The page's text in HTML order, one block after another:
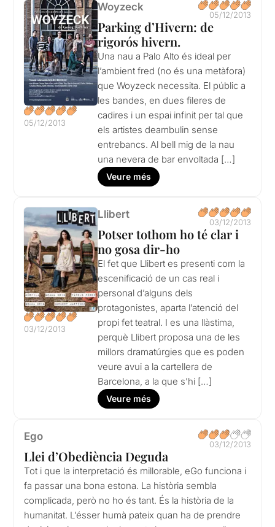
05/12/2013
Woyzeck
05/12/2013
Parking d’Hivern: de
rigorós hivern.
Una nau a Palo Alto és ideal per
l’ambient fred (no és una metàfora)
que Woyzeck necessita. El públic a
les bandes, en dues fileres de
cadires i un espai infinit per tal que
els artistes deambulin sense
entrebancs. Al bell mig de la nau
una nevera de bar envoltada […]
Veure més
03/12/2013
Llibert
03/12/2013
Potser tothom ho té clar i
no gosa dir-ho
El fet que Llibert es presenti com la
escenificació de un cas real i
personal d’alguns dels
protagonistes, aparta l’atenció del
propi fet teatral. I es una llàstima,
perquè Llibert proposa una de les
millors dramatúrgies que es poden
veure avui a la cartellera de
Barcelona, a la que s’hi […]
Veure més
Ego
03/12/2013
Llei d’Obediència Deguda
Tot i que la interpretació és millorable, eGo funciona i
fa passar una bona estona. La història sembla
complicada, però no ho és tant. És la història de la
humanitat. L’ésser humà pateix quan ha de prendre